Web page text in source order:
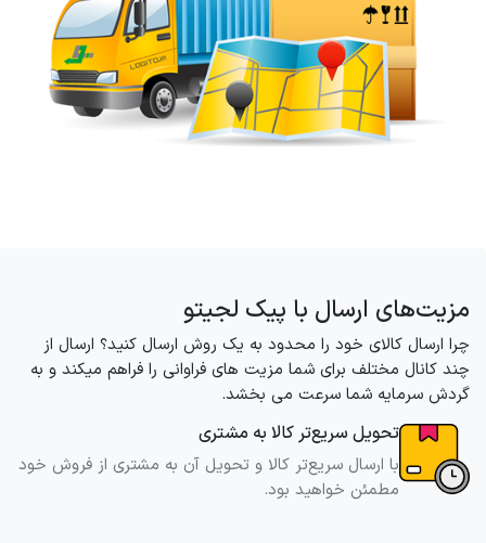
مزیت‌های ارسال با پیک لجیتو
چرا ارسال کالای خود را محدود به یک روش ارسال کنید؟ ارسال از
چند کانال مختلف برای شما مزیت های فراوانی را فراهم میکند و به
گردش سرمایه شما سرعت می بخشد.
تحویل سریع‌تر کالا به مشتری
با ارسال سریع‌تر کالا و تحویل آن به مشتری از فروش خود
مطمئن خواهید بود.